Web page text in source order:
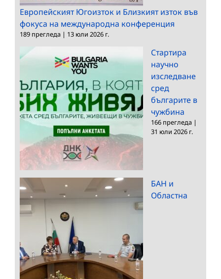
Европейският Югоизток и Близкият изток във
фокуса на международна конференция
189 прегледа | 13 юли 2026 г.
Стартира
научно
изследване
сред
българите в
чужбина
166 прегледа |
31 юли 2026 г.
БАН и
Областна